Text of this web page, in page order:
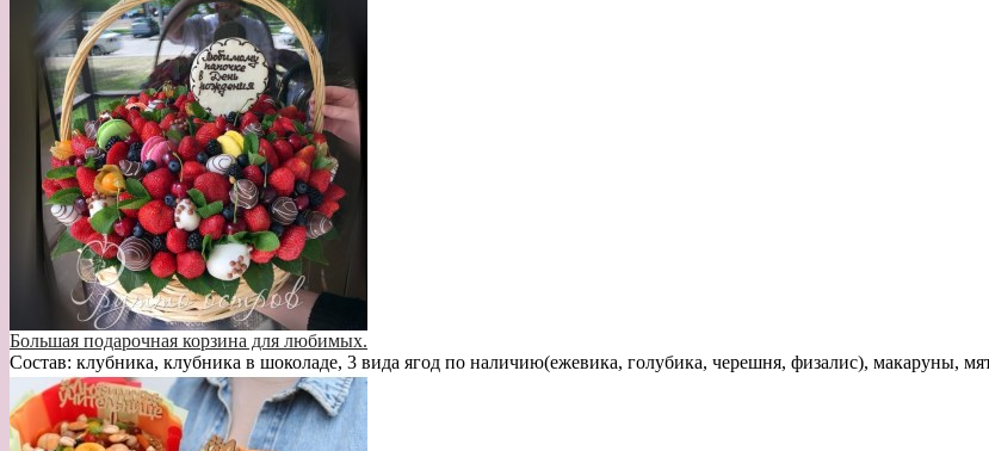
Большая подарочная корзина для любимых.
Состав: клубника, клубника в шоколаде, 3 вида ягод по наличию(ежевика, голубика, черешня, физалис), макаруны,